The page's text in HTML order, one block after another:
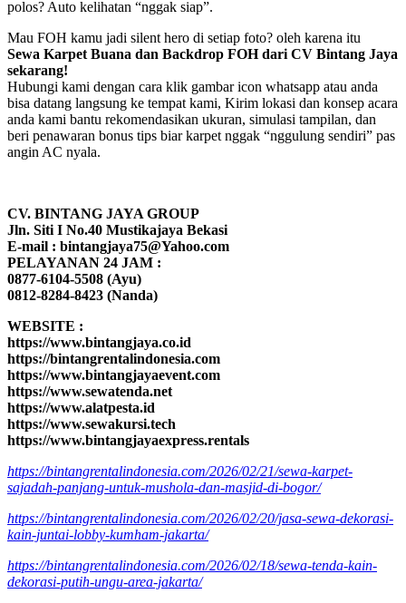
polos? Auto kelihatan “nggak siap”.
Mau FOH kamu jadi silent hero di setiap foto? oleh karena itu
Sewa Karpet Buana dan Backdrop FOH dari CV Bintang Jaya
sekarang!
Hubungi kami dengan cara klik gambar icon whatsapp atau anda
bisa datang langsung ke tempat kami, Kirim lokasi dan konsep acara
anda kami bantu rekomendasikan ukuran, simulasi tampilan, dan
beri penawaran bonus tips biar karpet nggak “nggulung sendiri” pas
angin AC nyala.
CV. BINTANG JAYA GROUP
Jln. Siti I No.40 Mustikajaya Bekasi
E-mail : bintangjaya75@Yahoo.com
PELAYANAN 24 JAM :
0877-6104-5508 (Ayu)
0812-8284-8423 (Nanda)
WEBSITE :
https://www.bintangjaya.co.id
https://bintangrentalindonesia.com
https://www.bintangjayaevent.com
https://www.sewatenda.net
https://www.alatpesta.id
https://www.sewakursi.tech
https://www.bintangjayaexpress.rentals
https://bintangrentalindonesia.com/2026/02/21/sewa-karpet-
sajadah-panjang-untuk-mushola-dan-masjid-di-bogor/
https://bintangrentalindonesia.com/2026/02/20/jasa-sewa-dekorasi-
kain-juntai-lobby-kumham-jakarta/
https://bintangrentalindonesia.com/2026/02/18/sewa-tenda-kain-
dekorasi-putih-ungu-area-jakarta/